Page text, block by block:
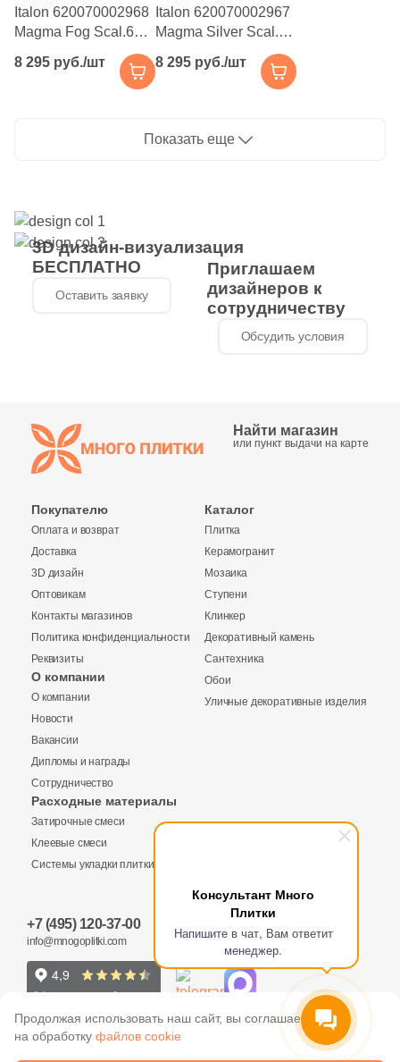
Консультант Много
Плитки
Напишите в чат, Вам ответит
менеджер.
10x40 (4)
10.5x14.5 (
10x30 (31)
10x20 (32)
12x12 (8)
12.5x20 (4
12.5x12.5 (
13.2x13.2 (1)
13x13 (2)
13.5x4.5 (1)
14x120 (2
14.9x30 (1)
14.5х14.5 (
14x14 (8 )
14x10 (3)
14x34 (
14х14 (1 )
14.5x14.5 (1)
14.8x14.8 (6)
15x40 (4)
Italon 620070002968
Magma Fog Scal.60
Grip Ang.Dx / Магма
Фог Грип 33x60
8 295 руб./шт
Italon 620070002967
Magma Silver Scal.60
Grip Ang.Dx / Магма
Сильвер Грип 33x60
8 295 руб./шт
Показать еще
3D дизайн-визуализация
БЕСПЛАТНО
Оставить заявку
Приглашаем
дизайнеров к
сотрудничеству
Обсудить условия
Купить в 1 клик
Количество
3 870 руб.
Минимальная сумма заказа 15 000₽
Ваше имя
Заявка на бесплатный 3D дизайн
Телефон
Обратная связь
Ваше имя
Найти магазин
или пункт выдачи на карте
Покупателю
Оплата и возврат
Доставка
3D дизайн
Оптовикам
Контакты магазинов
Политика конфиденциальности
Реквизиты
О компании
О компании
Новости
Вакансии
Дипломы и награды
Сотрудничество
Расходные материалы
Затирочные смеси
Клеевые смеси
Системы укладки плитки
Каталог
Плитка
Керамогранит
Мозаика
Ступени
Клинкер
Декоративный камень
Сантехника
Обои
Уличные декоративные изделия
+7 (495) 120-37-00
info@mnogoplitki.com
Продолжая использовать наш сайт, вы соглашаетесь
на обработку файлов cookie